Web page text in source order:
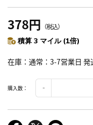
378円 （税込）
積算 3 マイル (1倍)
在庫 通常：3-7営業日 発
購入数：